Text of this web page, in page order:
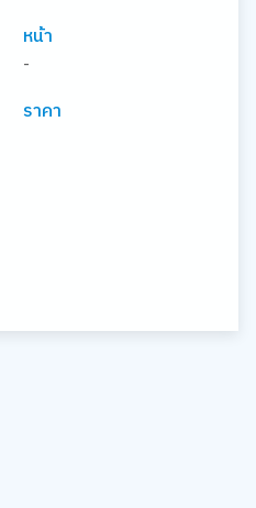
หน้า
-
ราคา